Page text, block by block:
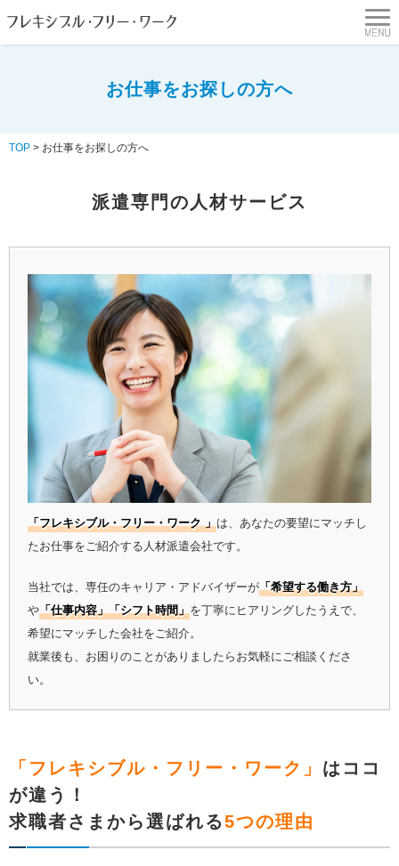
お仕事をお探しの方へ
TOP > お仕事をお探しの方へ
派遣専門の人材サービス
「フレキシブル・フリー・ワーク 」は、あなたの要望にマッチし
たお仕事をご紹介する人材派遣会社です。
当社では、専任のキャリア・アドバイザーが「希望する働き方」
や「仕事内容」「シフト時間」を丁寧にヒアリングしたうえで、
希望にマッチした会社をご紹介。
就業後も、お困りのことがありましたらお気軽にご相談くださ
い。
「フレキシブル・フリー・ワーク」 はココ
が違う！
求職者さまから選ばれる5つの理由